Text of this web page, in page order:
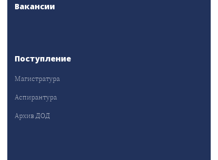
Вакансии
Поступление
Магистратура
Аспирантура
Архив ДОД